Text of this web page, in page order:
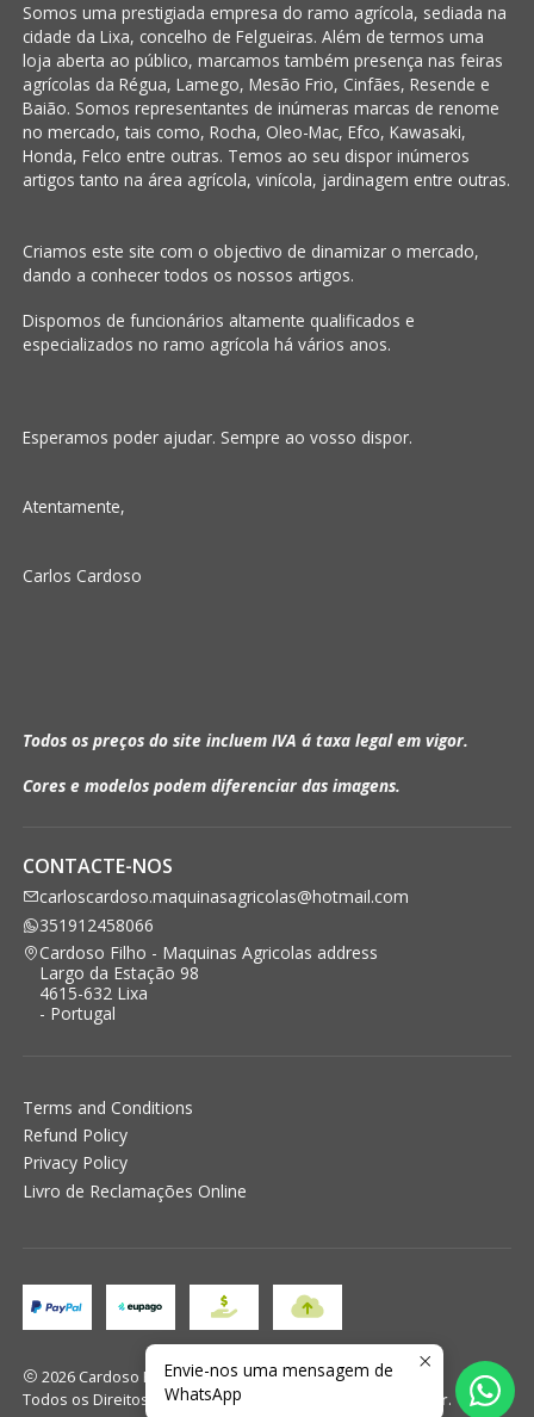
Somos uma prestigiada empresa do ramo agrícola, sediada na
cidade da Lixa, concelho de Felgueiras. Além de termos uma
loja aberta ao público, marcamos também presença nas feiras
agrícolas da Régua, Lamego, Mesão Frio, Cinfães, Resende e
Baião. Somos representantes de inúmeras marcas de renome
no mercado, tais como, Rocha, Oleo-Mac, Efco, Kawasaki,
Honda, Felco entre outras. Temos ao seu dispor inúmeros
artigos tanto na área agrícola, vinícola, jardinagem entre outras.
Criamos este site com o objectivo de dinamizar o mercado,
dando a conhecer todos os nossos artigos.
Dispomos de funcionários altamente qualificados e
especializados no ramo agrícola há vários anos.
Esperamos poder ajudar. Sempre ao vosso dispor.
Atentamente,
Carlos Cardoso
Todos os preços do site incluem IVA á taxa legal em vigor.
Cores e modelos podem diferenciar das imagens.
CONTACTE-NOS
carloscardoso.maquinasagricolas@hotmail.com
351912458066
Cardoso Filho - Maquinas Agricolas address
Largo da Estação 98
4615-632 Lixa
- Portugal
Terms and Conditions
Refund Policy
Privacy Policy
Livro de Reclamações Online
2026 Cardoso Filho - Maquinas Agricolas.
Todos os Direitos Reservados.
Com tecnologia Jumpseller.
Envie-nos uma mensagem de
WhatsApp